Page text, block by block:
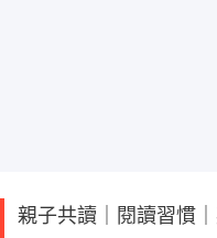
親子共讀｜閱讀習慣